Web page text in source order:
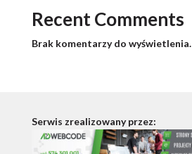
Recent Comments
Brak komentarzy do wyświetlenia.
Serwis zrealizowany przez: